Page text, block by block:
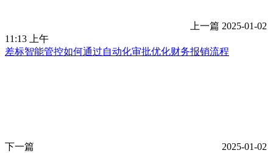
上一篇 2025-01-02
11:13 上午
差标智能管控如何通过自动化审批优化财务报销流程
下一篇
2025-01-02